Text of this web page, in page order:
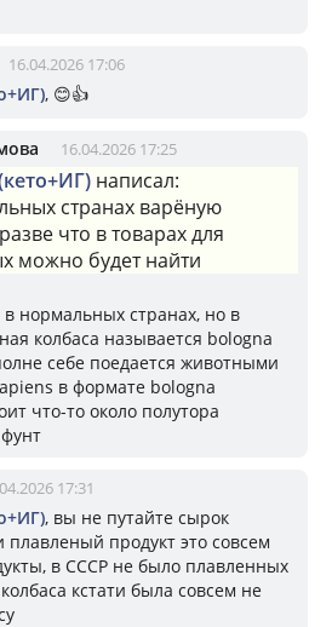
16.04.2026 17:06
, 😊👍
16.04.2026 17:25
написал:
странах варёную
что в товарах для
можно будет найти
нормальных странах, но в
колбаса называется bologna
себе поедается животными
в формате bologna
что-то около полутора
17:31
, вы не путайте сырок
продукт это совсем
в СССР не было плавленных
кстати была совсем не